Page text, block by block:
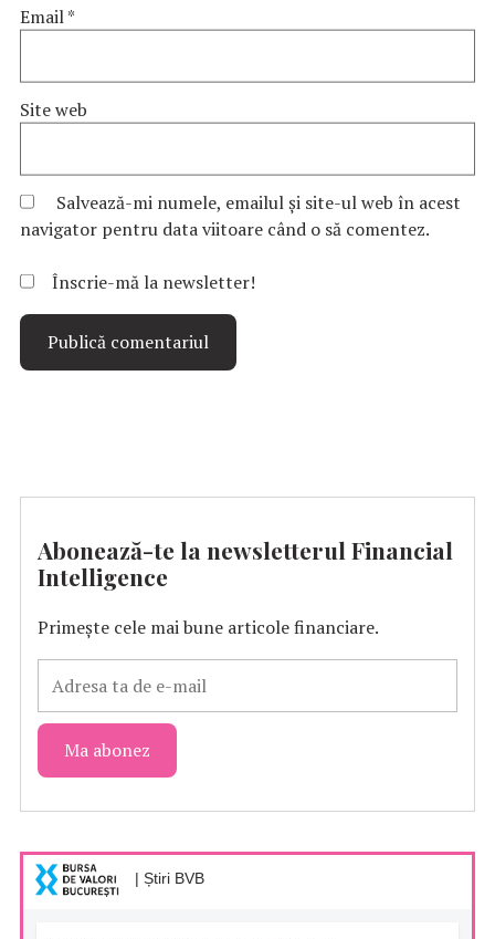
Email*
Site web
Salvează-mi numele, emailul și site-ul web în acest
navigator pentru data viitoare când o să comentez.
Înscrie-mă la newsletter!
Abonează-te la newsletterul Financial
Intelligence
Primește cele mai bune articole financiare.
| Știri BVB